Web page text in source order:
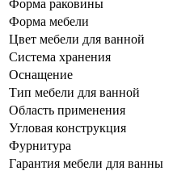
Форма раковины
Форма мебели
Цвет мебели для ванной
Система хранения
Оснащение
Тип мебели для ванной
Область применения
Угловая конструкция
Фурнитура
Гарантия мебели для ванны